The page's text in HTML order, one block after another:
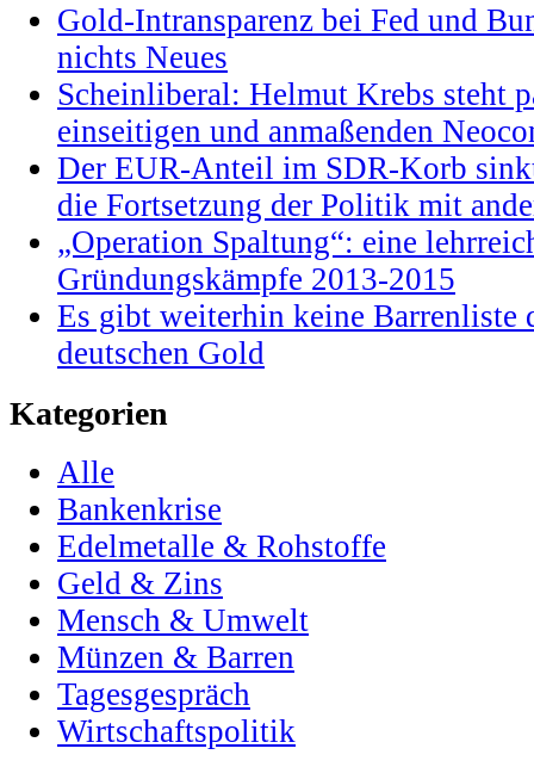
Gold-Intransparenz bei Fed und
nichts Neues
Scheinliberal: Helmut Krebs steht
einseitigen und anmaßenden
Der EUR-Anteil im SDR-Korb
die Fortsetzung der Politik mit
„Operation Spaltung“: eine
Gründungskämpfe 2013-2015
Es gibt weiterhin keine Barrenliste
deutschen Gold
Kategorien
Alle
Bankenkrise
Edelmetalle & Rohstoffe
Geld & Zins
Mensch & Umwelt
Münzen & Barren
Tagesgespräch
Wirtschaftspolitik